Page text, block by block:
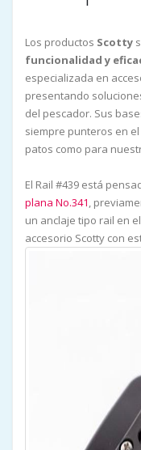
Los productos Scotty
funcionalidad y
especializada en
presentando
del pescador. Sus
siempre punteros en
patos como para
El Rail #439 está
plana No.341,
un anclaje tipo rail en
accesorio Scotty con